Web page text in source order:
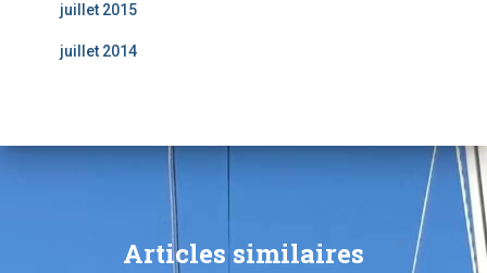
juillet 2015
juillet 2014
Articles similaires